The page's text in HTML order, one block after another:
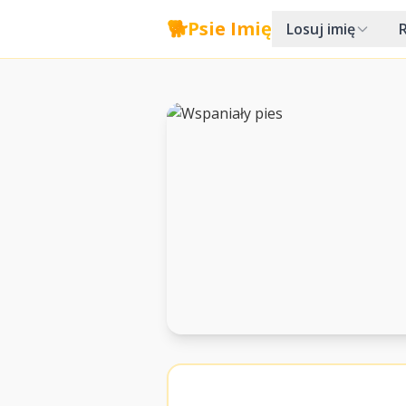
🐕Psie Imię Losuj imię